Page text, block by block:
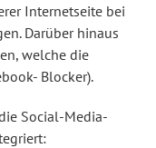
Internetseite bei
Darüber hinaus
welche die
Blocker).
Social-Media-